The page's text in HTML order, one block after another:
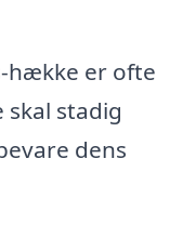
hække er ofte
stadig
dens